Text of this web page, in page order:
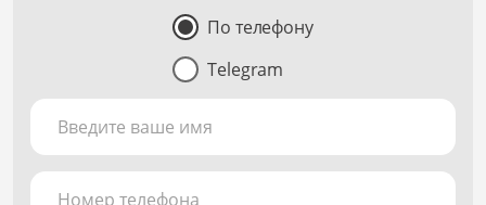
По телефону
Telegram
Введите ваше имя
Номер телефона